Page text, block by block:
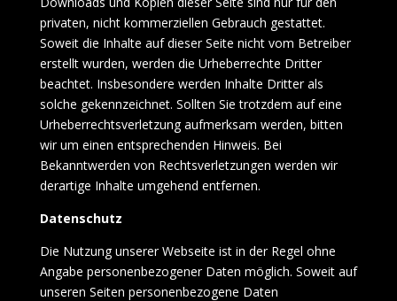
privaten, nicht kommerziellen Gebrauch gestattet.
Soweit die Inhalte auf dieser Seite nicht vom Betreiber
erstellt wurden, werden die Urheberrechte Dritter
beachtet. Insbesondere werden Inhalte Dritter als
solche gekennzeichnet. Sollten Sie trotzdem auf eine
Urheberrechtsverletzung aufmerksam werden, bitten
wir um einen entsprechenden Hinweis. Bei
Bekanntwerden von Rechtsverletzungen werden wir
derartige Inhalte umgehend entfernen.
Datenschutz
Die Nutzung unserer Webseite ist in der Regel ohne
Angabe personenbezogener Daten möglich. Soweit auf
unseren Seiten personenbezogene Daten